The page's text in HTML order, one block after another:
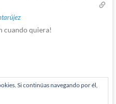
cuando quiera!
que se escribió esto
Si continúas navegando por él,